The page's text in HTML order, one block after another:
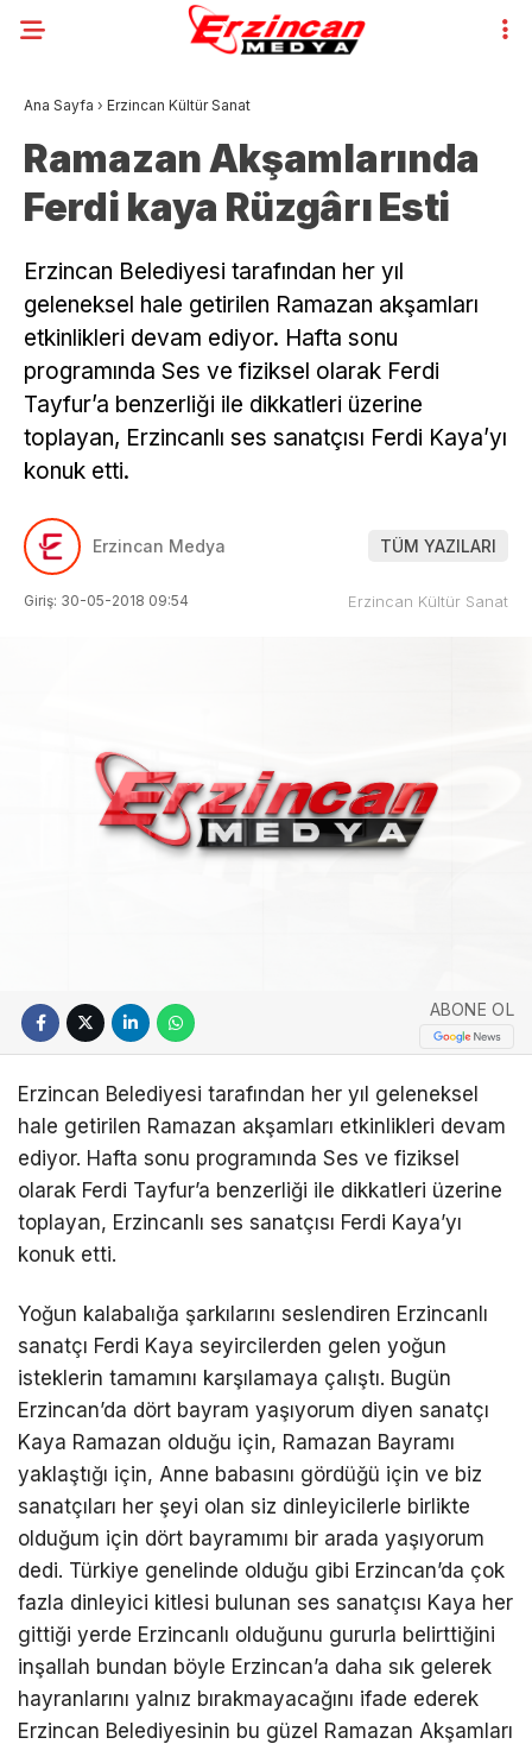
Ana Sayfa › Erzincan Kültür Sanat
Ramazan Akşamlarında
Ferdi kaya Rüzgârı Esti
Erzincan Belediyesi tarafından her yıl
geleneksel hale getirilen Ramazan akşamları
etkinlikleri devam ediyor. Hafta sonu
programında Ses ve fiziksel olarak Ferdi
Tayfur’a benzerliği ile dikkatleri üzerine
toplayan, Erzincanlı ses sanatçısı Ferdi Kaya’yı
konuk etti.
Erzincan Medya TÜM YAZILARI
Giriş: 30-05-2018 09:54 Erzincan Kültür Sanat
ABONE OL
Erzincan Belediyesi tarafından her yıl geleneksel
hale getirilen Ramazan akşamları etkinlikleri devam
ediyor. Hafta sonu programında Ses ve fiziksel
olarak Ferdi Tayfur’a benzerliği ile dikkatleri üzerine
toplayan, Erzincanlı ses sanatçısı Ferdi Kaya’yı
konuk etti.
Yoğun kalabalığa şarkılarını seslendiren Erzincanlı
sanatçı Ferdi Kaya seyircilerden gelen yoğun
isteklerin tamamını karşılamaya çalıştı. Bugün
Erzincan’da dört bayram yaşıyorum diyen sanatçı
Kaya Ramazan olduğu için, Ramazan Bayramı
yaklaştığı için, Anne babasını gördüğü için ve biz
sanatçıları her şeyi olan siz dinleyicilerle birlikte
olduğum için dört bayramımı bir arada yaşıyorum
dedi. Türkiye genelinde olduğu gibi Erzincan’da çok
fazla dinleyici kitlesi bulunan ses sanatçısı Kaya her
gittiği yerde Erzincanlı olduğunu gururla belirttiğini
inşallah bundan böyle Erzincan’a daha sık gelerek
hayranlarını yalnız bırakmayacağını ifade ederek
Erzincan Belediyesinin bu güzel Ramazan Akşamları